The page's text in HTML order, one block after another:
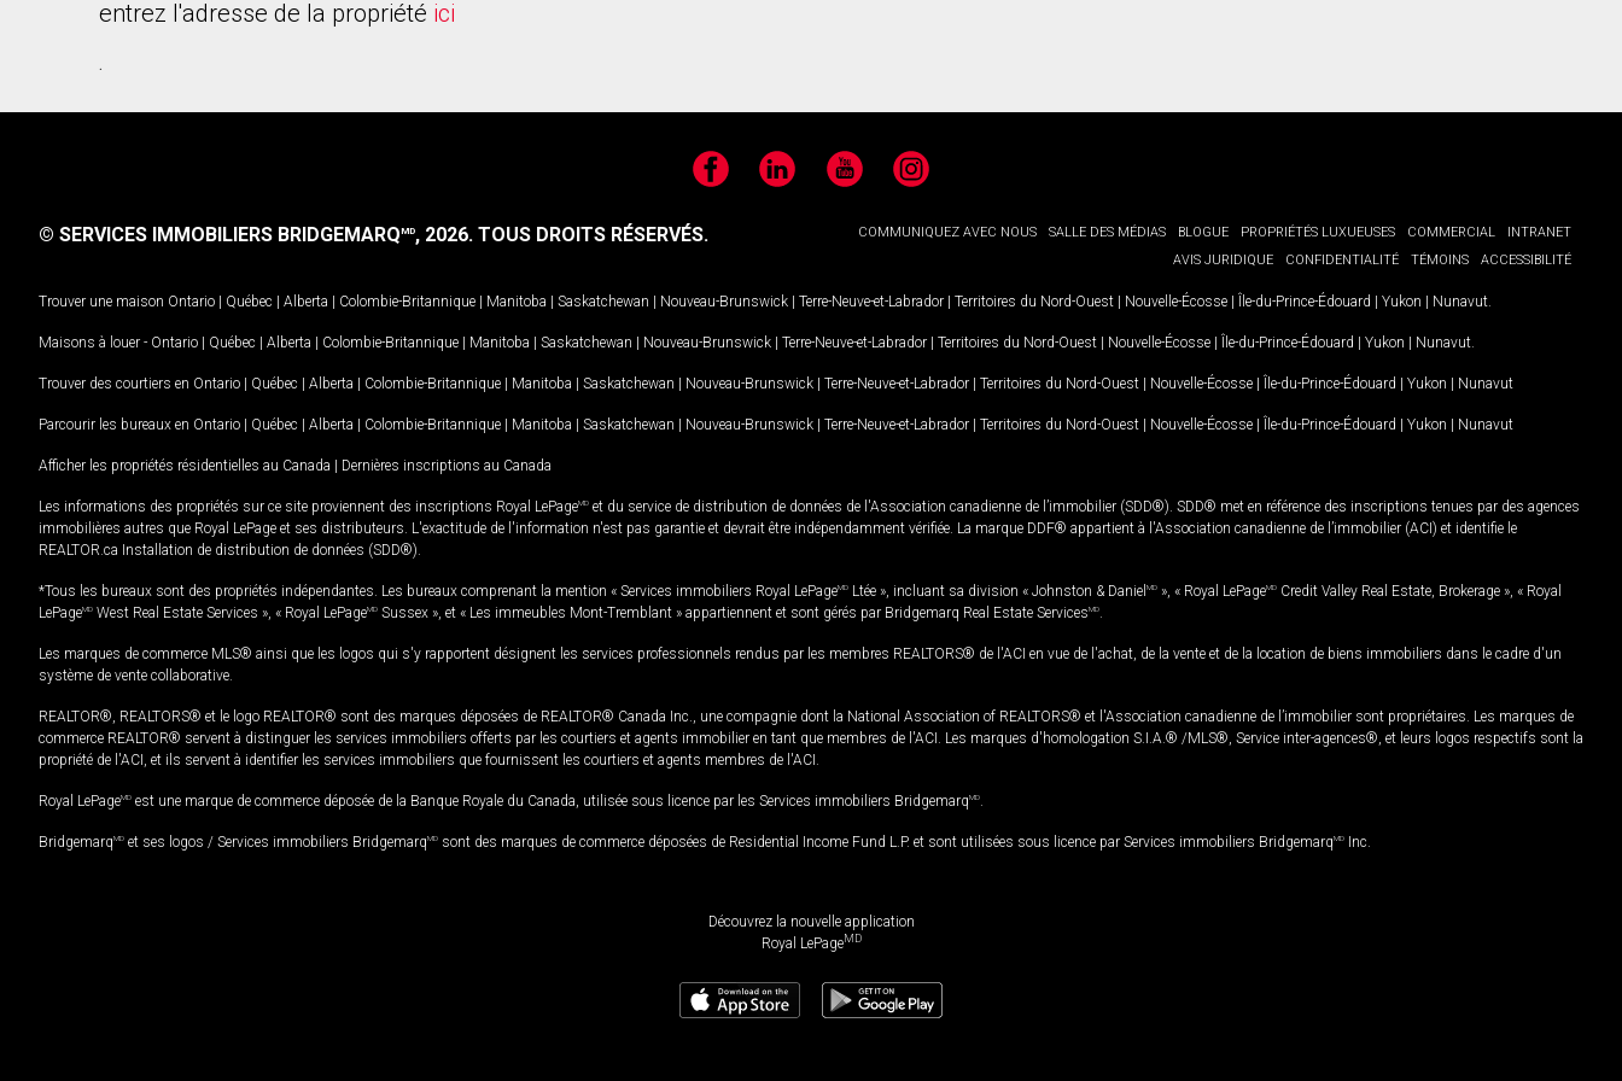
entrez l'adresse de la propriété ici
.
FacebookLinkedIn YouTubeInstagram
COMMUNIQUEZ AVEC NOUS SALLE DES MÉDIAS BLOGUE PROPRIÉTÉS LUXUEUSES COMMERCIAL
INTRANET
AVIS JURIDIQUE
CONFIDENTIALITÉ TÉMOINS ACCESSIBILITÉ
© SERVICES IMMOBILIERS BRIDGEMARQMD, 2026. TOUS DROITS RÉSERVÉS.
Trouver une maison Ontario | Québec | Alberta | Colombie-Britannique | Manitoba | Saskatchewan | Nouveau-Brunswick | Terre-Neuve-et-Labrador | Territoires du Nord-Ouest | Nouvelle-Écosse | Île-du-Prince-Édouard | Yukon | Nunavut
Maisons à louer - Ontario | Québec | Alberta | Colombie-Britannique | Manitoba | Saskatchewan | Nouveau-Brunswick | Terre-Neuve-et-Labrador | Territoires du Nord-Ouest | Nouvelle-Écosse | Île-du-Prince-Édouard | Yukon | Nunavut
Trouver des courtiers en Ontario | Québec | Alberta | Colombie-Britannique | Manitoba | Saskatchewan | Nouveau-Brunswick | Terre-Neuve-et-Labrador | Territoires du Nord-Ouest | Nouvelle-Écosse | Île-du-Prince-Édouard | Yukon | Nunavut
Parcourir les bureaux en Ontario | Québec | Alberta | Colombie-Britannique | Manitoba | Saskatchewan | Nouveau-Brunswick | Terre-Neuve-et-Labrador | Territoires du Nord-Ouest | Nouvelle-Écosse | Île-du-Prince-Édouard | Yukon | Nunavut
Afficher les propriétés résidentielles au Canada | Dernières inscriptions au Canada
Les informations des propriétés sur ce site proviennent des inscriptions Royal LePageMD et du service de distribution de données de l'Association canadienne de l’immobilier (SDD®). SDD® met en référence des inscriptions tenues par des agences
immobilières autres que Royal LePage et ses distributeurs. L'exactitude de l'information n'est pas garantie et devrait être indépendamment vérifiée. La marque DDF® appartient à l'Association canadienne de l’immobilier (ACI) et identifie le
REALTOR.ca Installation de distribution de données (SDD®).
*Tous les bureaux sont des propriétés indépendantes. Les bureaux comprenant la mention « Services immobiliers Royal LePageMD Ltée », incluant sa division « Johnston & Daniel MD », « Royal LePageMD Credit Valley Real Estate, Brokerage », « Royal
LePageMD West Real Estate Services », « Royal LePageMD Sussex », et « Les immeubles Mont-Tremblant » appartiennent et sont gérés par Bridgemarq Real Estate ServicesMD
Les marques de commerce MLS® ainsi que les logos qui s'y rapportent désignent les services professionnels rendus par les membres REALTORS® de l'ACI en vue de l'achat, de la vente et de la location de biens immobiliers dans le cadre d'un
système de vente collaborative.
REALTOR®, REALTORS® et le logo REALTOR® sont des marques déposées de REALTOR® Canada Inc., une compagnie dont la National Association of REALTORS® et l'Association canadienne de l’immobilier sont propriétaires. Les marques de
commerce REALTOR® servent à distinguer les services immobiliers offerts par les courtiers et agents immobilier en tant que membres de l'ACI. Les marques d'homologation S.I.A.® /MLS®, Service inter-agences®, et leurs logos respectifs sont la
propriété de l'ACI, et ils servent à identifier les services immobiliers que fournissent les courtiers et agents membres de l'ACI.
Royal LePageMD est une marque de commerce déposée de la Banque Royale du Canada, utilisée sous licence par les Services immobiliers BridgemarqMD
BridgemarqMD et ses logos / Services immobiliers BridgemarqMD sont des marques de commerce déposées de Residential Income Fund L.P. et sont utilisées sous licence par Services immobiliers BridgemarqMD Inc.
Découvrez la nouvelle application
Royal LePageMD